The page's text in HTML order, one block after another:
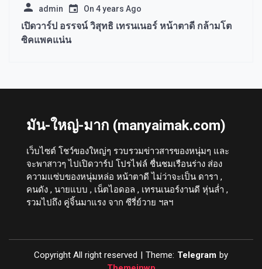
admin On 4 years Ago
เปิดวาร์ป อรรจน์ วิสุทธิ เทรนเนอร์ หน้าตาดี กล้ามโต
ซิคแพคแน่น
มัน-ใหญ่-มาก (manyaimak.com)
เว็บไซต์ โชว์ของใหญ่ๆ รวบรวมข่าวสารของหนุ่มๆ และ
จะพาสาวๆ ไปเปิดวาร์ป โปรไฟล์ ชื่นชมเรือนร่าง ส่อง
ความแซ่บของหนุ่มหล่อ หน้าตาดี ไม่ว่าจะเป็น ดารา ,
คนดัง , นายแบบ , เน็ตไอดอล , เทรนเนอร์งานดี หุ่นล่ำ ,
รวมไปถึง คู่จิ้นมาแรง จาก ซีรี่ย์วาย ฯลฯ
Copyright All right reserved | Theme: Telegram by